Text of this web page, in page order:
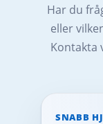
Har du
eller
Kontakta
SNABB